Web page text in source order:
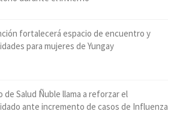
fortalecerá espacio de encuentro y
para mujeres de Yungay
de Salud Ñuble llama a reforzar el
ante incremento de casos de Influenza